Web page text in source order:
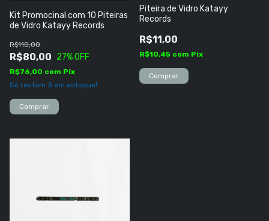
Kit Promocinal com 10 Piteiras
de Vidro Katayy Records
R$80,00
R$110,00
27% OFF
R$76,00 com Pix
Só restam 3 em estoque!
Piteira de Vidro Katayy
Records
R$11,00
R$10,45 com Pix